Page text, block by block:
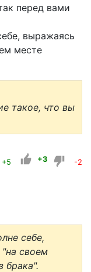
перед вами
выражаясь
месте
такое, что вы
+5 +3 -2
себе,
своем
брака".